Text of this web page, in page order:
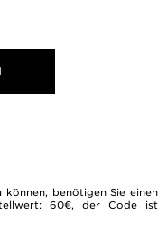
können, benötigen Sie einen
60€, der Code ist